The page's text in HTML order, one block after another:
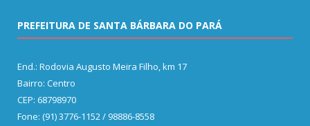
PREFEITURA DE SANTA BÁRBARA DO PARÁ
End.: Rodovia Augusto Meira Filho, km 17
Bairro: Centro
CEP: 68798970
Fone: (91) 3776-1152 / 98886-8558